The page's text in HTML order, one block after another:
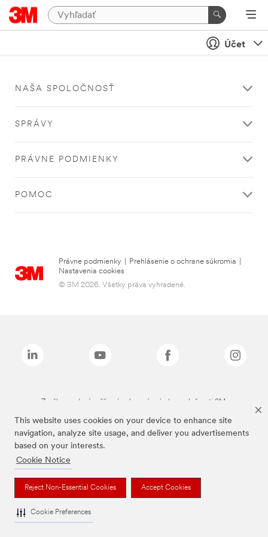
This website uses cookies on your device to enhance site
navigation, analyze site usage, and deliver you advertisements
based on your interests.
Cookie Notice
Reject Non-Essential Cookies Accept Cookies
Cookie Preferences
Účet
NAŠA SPOLOČNOSŤ
SPRÁVY
PRÁVNE PODMIENKY
POMOC
Právne podmienky Prehlásenie o ochrane súkromia
Nastavenia cookies
© 3M 2026. Všetky práva vyhradené.
Značky uvedené vyššie sú ochranné známky spoločnosti 3M.